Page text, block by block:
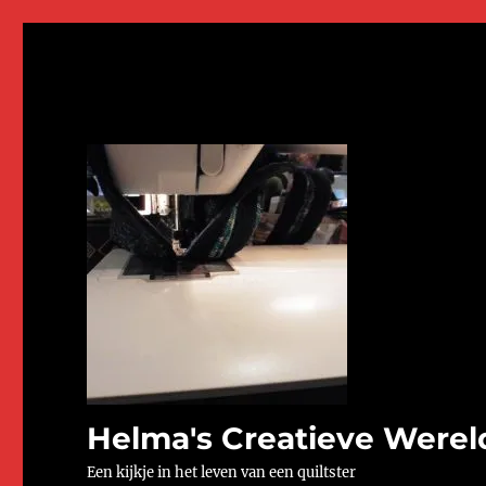
Helma's Creatieve
Een kijkje in het leven van een quiltster